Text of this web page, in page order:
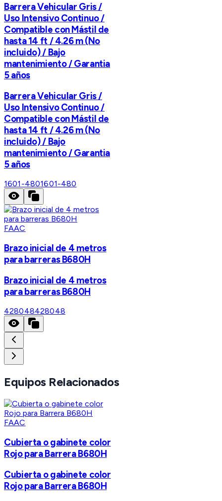
Barrera Vehicular Gris /
Uso Intensivo Continuo /
Compatible con Mástil de
hasta 14 ft / 4.26 m (No
incluido) / Bajo
mantenimiento / Garantia
5 años
Barrera Vehicular Gris /
Uso Intensivo Continuo /
Compatible con Mástil de
hasta 14 ft / 4.26 m (No
incluido) / Bajo
mantenimiento / Garantia
5 años
1601-4801601-480
FAAC
Brazo inicial de 4 metros
para barreras B680H
Brazo inicial de 4 metros
para barreras B680H
428048428048
Equipos Relacionados
FAAC
Cubierta o gabinete color
Rojo para Barrera B680H
Cubierta o gabinete color
Rojo para Barrera B680H